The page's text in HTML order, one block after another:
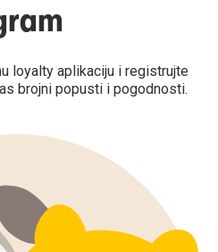
loyalty aplikaciju i registrujte
brojni popusti i pogodnosti.